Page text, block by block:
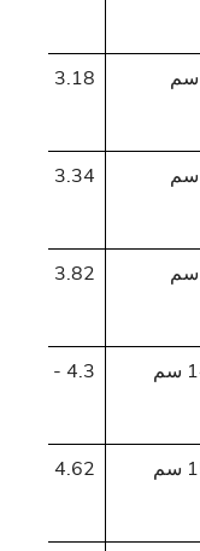
3.18 - 3.34 سم
3.34 - 3.82 سم
3.82 - 4.3 سم
4.3 - 4.62 سم
4.62 - 4.93 سم